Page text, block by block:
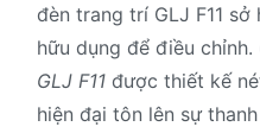
đèn trang trí GLJ F11
hữu dụng để điều chỉnh.
GLJ F11được thiết kế
hiện đại tôn lên sự